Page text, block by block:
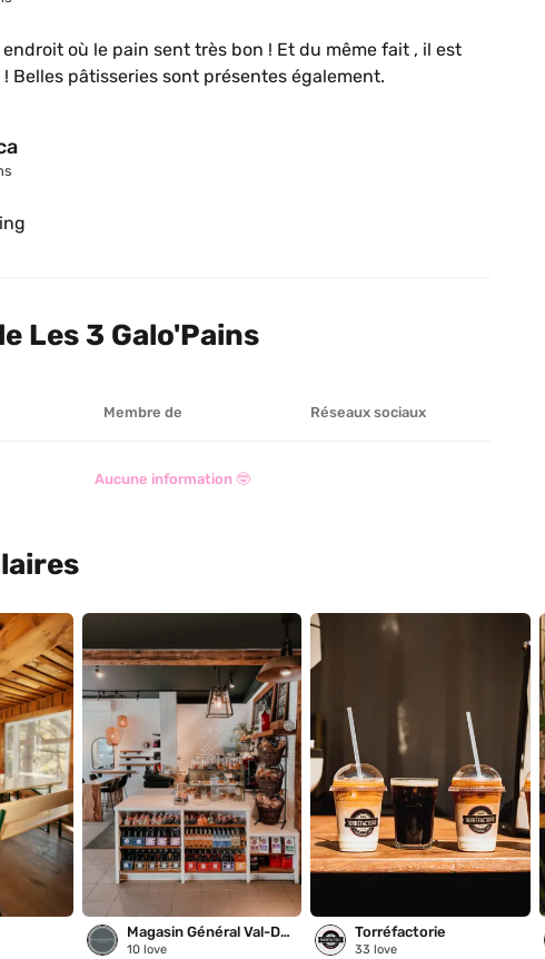
où le pain sent très bon ! Et du même fait , il est
Belles pâtisseries sont présentes également.
Les 3 Galo'Pains
Membre de Réseaux sociaux
Aucune information 🤓
Magasin Général Val-David
10 love
Torréfactorie
33 love